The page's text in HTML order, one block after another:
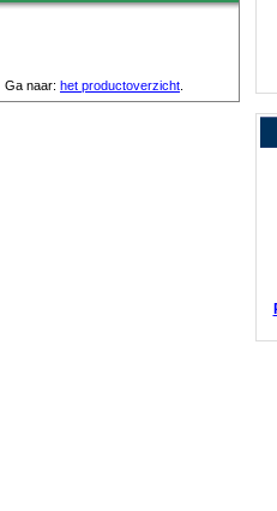
Ga naar: het productoverzicht